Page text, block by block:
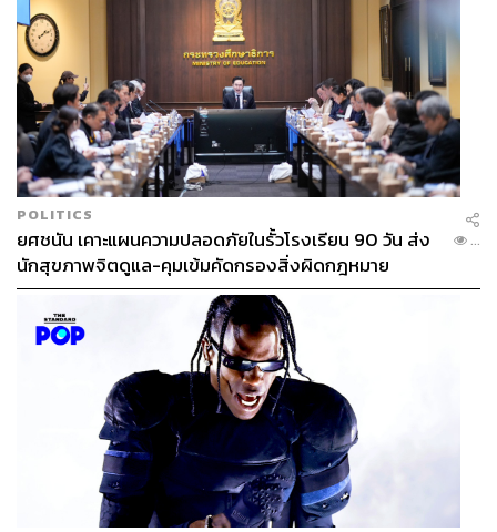
POLITICS
ยศชนัน เคาะแผนความปลอดภัยในรั้วโรงเรียน 90 วัน ส่ง
นักสุขภาพจิตดูแล-คุมเข้มคัดกรองสิ่งผิดกฎหมาย
...